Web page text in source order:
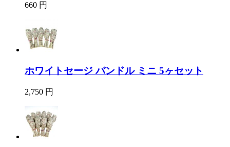
660 円
ホワイトセージ バンドル ミニ 5ヶセット
2,750 円